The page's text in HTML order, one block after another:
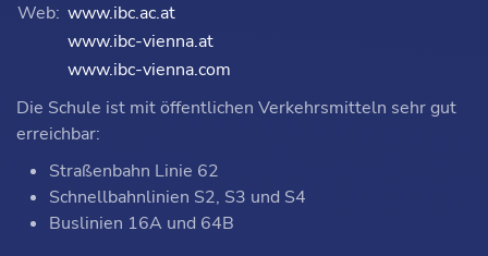
Web: www.ibc.ac.at
www.ibc-vienna.at
www.ibc-vienna.com
Die Schule ist mit öffentlichen Verkehrsmitteln sehr gut
erreichbar:
Straßenbahn Linie 62
Schnellbahnlinien S2, S3 und S4
Buslinien 16A und 64B